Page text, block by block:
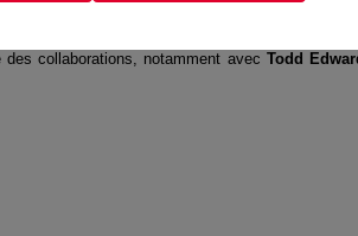
des collaborations, notamment avec Todd